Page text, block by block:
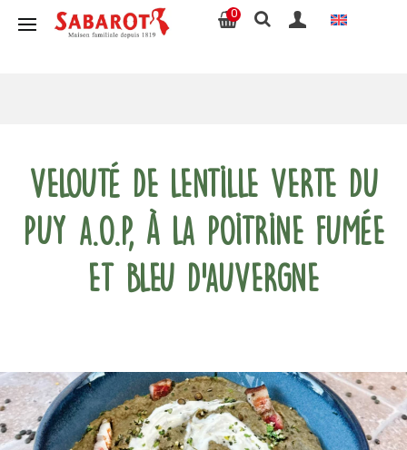
0
Velouté de Lentille verte du
Puy A.O.P, à la poitrine fumée
et bleu d’auvergne